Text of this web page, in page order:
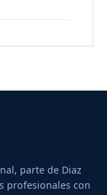
parte de Diaz
profesionales con